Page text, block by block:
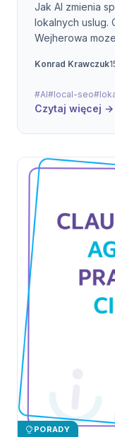
Jak AI zmienia
lokalnych uslug.
Wejherowa
Konrad Krawczuk
#AI#local-seo
Czytaj więcej →
PORADY